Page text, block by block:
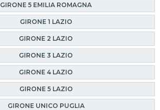
GIRONE 5 EMILIA ROMAGNA
GIRONE 1 LAZIO
GIRONE 2 LAZIO
GIRONE 3 LAZIO
GIRONE 4 LAZIO
GIRONE 5 LAZIO
GIRONE UNICO PUGLIA